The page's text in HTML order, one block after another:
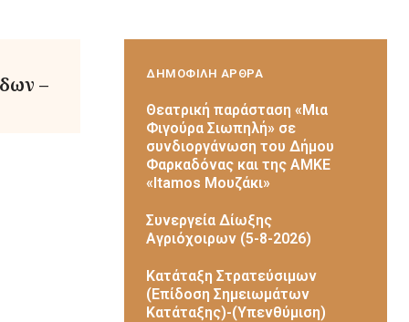
– ΔΗΜΟΦΙΛΗ ΑΡΘΡΑ
Θεατρική παράσταση «Μια
Φιγούρα Σιωπηλή» σε
συνδιοργάνωση του Δήμου
Φαρκαδόνας και της ΑΜΚΕ
«Itamos Μουζάκι»
Συνεργεία Δίωξης
Αγριόχοιρων (5-8-2026)
Κατάταξη Στρατεύσιμων
(Επίδοση Σημειωμάτων
Κατάταξης)-(Υπενθύμιση)